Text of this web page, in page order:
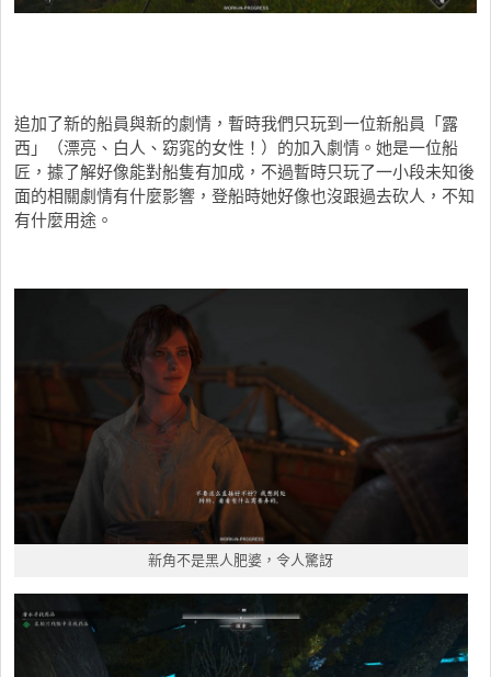
追加了新的船員與新的劇情，暫時我們只玩到一位新船員「露
西」（漂亮、白人、窈窕的女性！）的加入劇情。她是一位船
匠，據了解好像能對船隻有加成，不過暫時只玩了一小段未知後
面的相關劇情有什麼影響，登船時她好像也沒跟過去砍人，不知
有什麼用途。
新角不是黑人肥婆，令人驚訝